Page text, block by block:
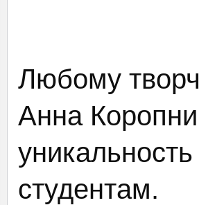
Любому
Анна
студентам.